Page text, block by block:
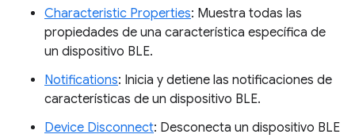
Characteristic Properties: Muestra todas las
propiedades de una característica específica de
un dispositivo BLE.
Notifications: Inicia y detiene las notificaciones de
características de un dispositivo BLE.
Device Disconnect: Desconecta un dispositivo BLE